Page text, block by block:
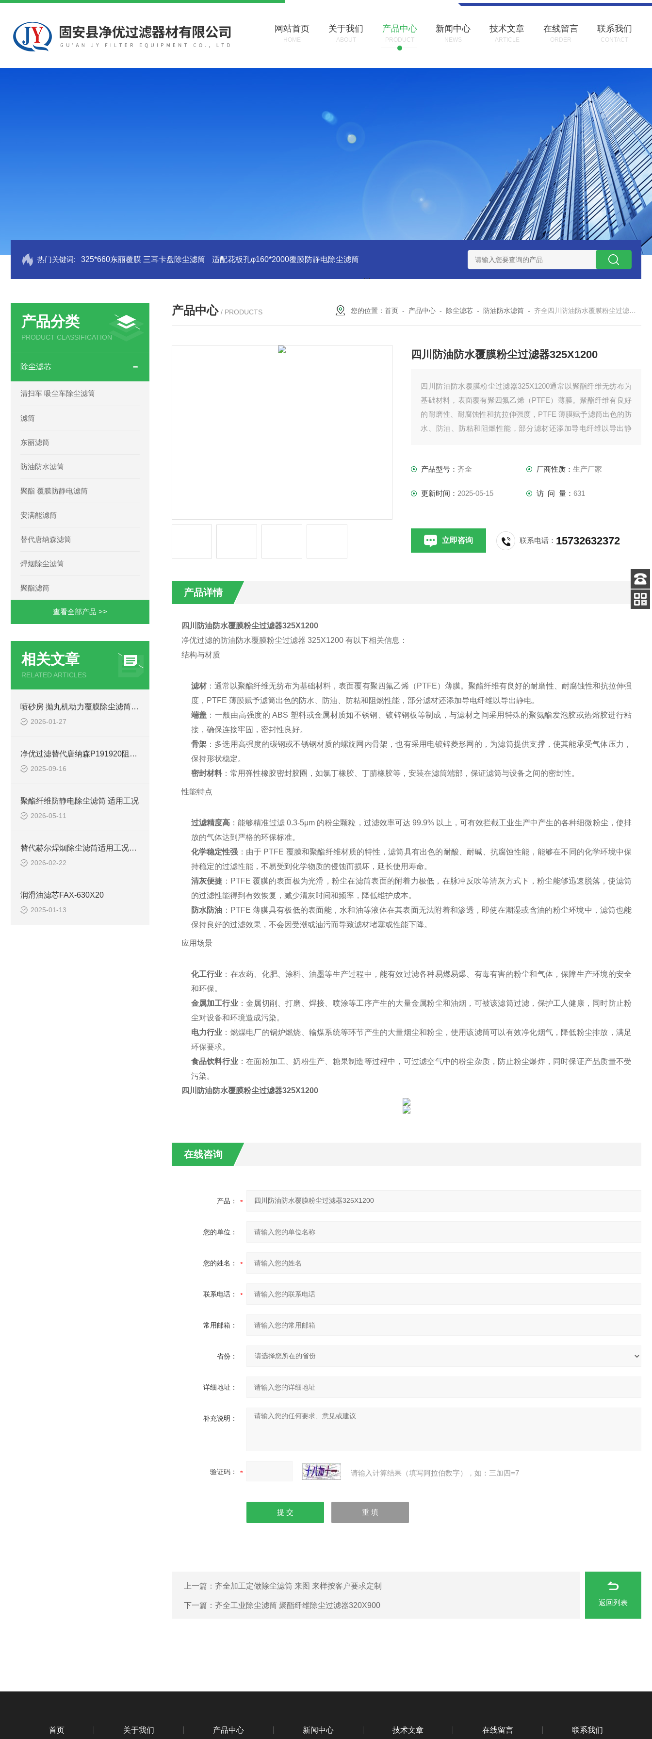
网站首页
HOME
关于我们
ABOUT
产品中心
PRODUCT
新闻中心
NEWS
技术文章
ARTICLE
在线留言
ORDER
联系我们
CONTACT
热门关键词: 325*660东丽覆膜 三耳卡盘除尘滤筒 适配花板孔φ160*2000覆膜防静电除尘滤筒 PU注胶 花板孔φ157*500防静电除尘滤芯 电焊车间 六耳快拆除尘滤筒 环保排放达
产品分类
PRODUCT CLASSIFICATION
除尘滤芯
清扫车 吸尘车除尘滤筒
滤筒
东丽滤筒
防油防水滤筒
聚酯 覆膜防静电滤筒
安满能滤筒
替代唐纳森滤筒
焊烟除尘滤筒
聚酯滤筒
查看全部产品 >>
相关文章
RELATED ARTICLES
喷砂房 抛丸机动力覆膜除尘滤筒 助理环保达标
2026-01-27
净优过滤替代唐纳森P191920阻燃椭圆除尘滤筒
2025-09-16
聚酯纤维防静电除尘滤筒 适用工况
2026-05-11
替代赫尔焊烟除尘滤筒适用工况及优势
2026-02-22
润滑油滤芯FAX-630X20
2025-01-13
产品中心 / PRODUCTS 您的位置：首页 - 产品中心 - 除尘滤芯 - 防油防水滤筒 -齐全四川防油防水覆膜粉尘过滤器325X1200
四川防油防水覆膜粉尘过滤器325X1200
四川防油防水覆膜粉尘过滤器325X1200通常以聚酯纤维无纺布为
基础材料，表面覆有聚四氟乙烯（PTFE）薄膜。聚酯纤维有良好
的耐磨性、耐腐蚀性和抗拉伸强度，PTFE 薄膜赋予滤筒出色的防
水、防油、防粘和阻燃性能，部分滤材还添加导电纤维以导出静
产品型号： 齐全 厂商性质： 生产厂家
更新时间： 2025-05-15 访 问 量： 631
立即咨询 联系电话： 15732632372
产品详情
四川防油防水覆膜粉尘过滤器325X1200
净优过滤的防油防水覆膜粉尘过滤器 325X1200 有以下相关信息：
结构与材质
滤材：通常以聚酯纤维无纺布为基础材料，表面覆有聚四氟乙烯（PTFE）薄膜。聚酯纤维有良好的耐磨性、耐腐蚀性和抗拉伸强
度，PTFE 薄膜赋予滤筒出色的防水、防油、防粘和阻燃性能，部分滤材还添加导电纤维以导出静电。
端盖 ：一般由高强度的 ABS 塑料或金属材质如不锈钢、镀锌钢板等制成，与滤材之间采用特殊的聚氨酯发泡胶或热熔胶进行粘
接，确保连接牢固，密封性良好。
骨架：多选用高强度的碳钢或不锈钢材质的螺旋网内骨架，也有采用电镀锌菱形网的，为滤筒提供支撑，使其能承受气体压力，
保持形状稳定。
密封材料：常用弹性橡胶密封胶圈，如氯丁橡胶、丁腈橡胶等，安装在滤筒端部，保证滤筒与设备之间的密封性。
性能特点
过滤精度高 ：能够精准过滤 0.3-5μm 的粉尘颗粒，过滤效率可达 99.9% 以上，可有效拦截工业生产中产生的各种细微粉尘，使排
放的气体达到严格的环保标准。
化学稳定性强 ：由于 PTFE 覆膜和聚酯纤维材质的特性，滤筒具有出色的耐酸、耐碱、抗腐蚀性能，能够在不同的化学环境中保
持稳定的过滤性能，不易受到化学物质的侵蚀而损坏，延长使用寿命。
清灰便捷 ：PTFE 覆膜的表面极为光滑，粉尘在滤筒表面的附着力极低，在脉冲反吹等清灰方式下，粉尘能够迅速脱落，使滤筒
的过滤性能得到有效恢复，减少清灰时间和频率，降低维护成本。
防水防油 ：PTFE 薄膜具有极低的表面能，水和油等液体在其表面无法附着和渗透，即使在潮湿或含油的粉尘环境中，滤筒也能
保持良好的过滤效果，不会因受潮或油污而导致滤材堵塞或性能下降。
应用场景
化工行业 ：在农药、化肥、涂料、油墨等生产过程中，能有效过滤各种易燃易爆、有毒有害的粉尘和气体，保障生产环境的安全
和环保。
金属加工行业：金属切削、打磨、焊接、喷涂等工序产生的大量金属粉尘和油烟，可被该滤筒过滤，保护工人健康，同时防止粉
尘对设备和环境造成污染。
电力行业 ：燃煤电厂的锅炉燃烧、输煤系统等环节产生的大量烟尘和粉尘，使用该滤筒可以有效净化烟气，降低粉尘排放，满足
环保要求。
食品饮料行业：在面粉加工、奶粉生产、糖果制造等过程中，可过滤空气中的粉尘杂质，防止粉尘爆炸，同时保证产品质量不受
污染。
四川防油防水覆膜粉尘过滤器325X1200
在线咨询
产品：
您的单位：
您的姓名：
联系电话：
常用邮箱：
省份：
详细地址：
补充说明：
验证码： 请输入计算结果（填写阿拉伯数字），如：三加四=7
上一篇： 齐全加工定做除尘滤筒 来图 来样按客户要求定制
下一篇： 齐全工业除尘滤筒 聚酯纤维除尘过滤器320X900 返回列表
首页 关于我们 产品中心 新闻中心 技术文章 在线留言 联系我们
客服
电话